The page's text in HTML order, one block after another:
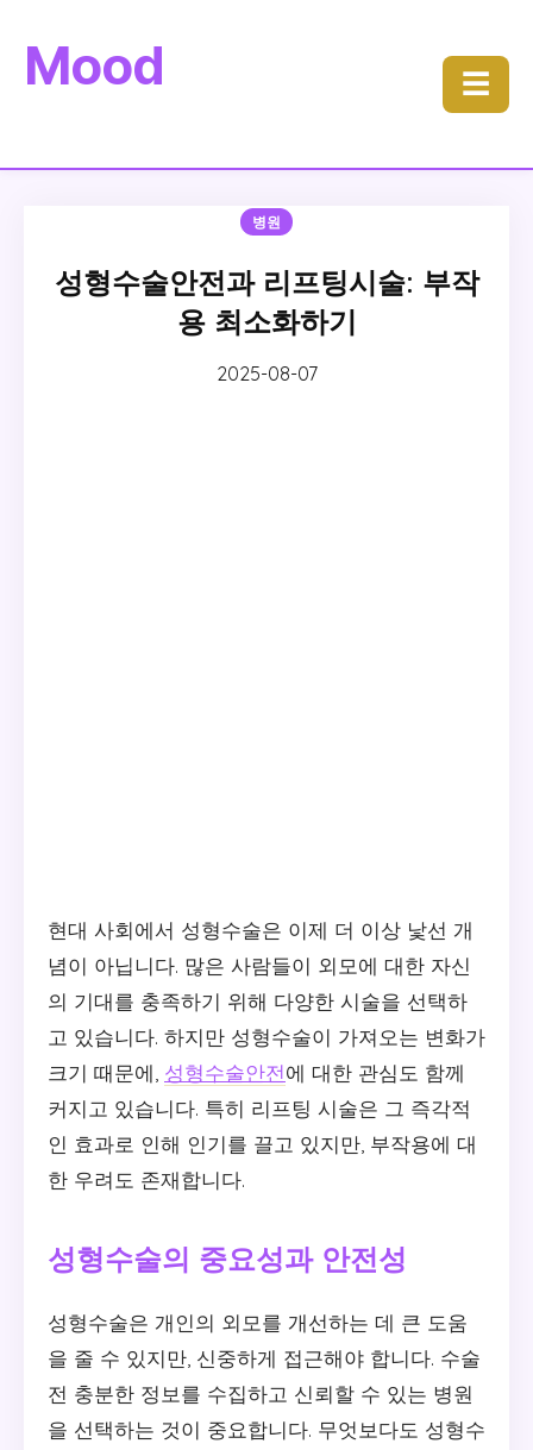
Mood ☰
병원
성형수술안전과 리프팅시술: 부작
용 최소화하기
2025-08-07
현대 사회에서 성형수술은 이제 더 이상 낯선 개
념이 아닙니다. 많은 사람들이 외모에 대한 자신
의 기대를 충족하기 위해 다양한 시술을 선택하
고 있습니다. 하지만 성형수술이 가져오는 변화가
크기 때문에, 성형수술안전에 대한 관심도 함께
커지고 있습니다. 특히 리프팅 시술은 그 즉각적
인 효과로 인해 인기를 끌고 있지만, 부작용에 대
한 우려도 존재합니다.
성형수술의 중요성과 안전성
성형수술은 개인의 외모를 개선하는 데 큰 도움
을 줄 수 있지만, 신중하게 접근해야 합니다. 수술
전 충분한 정보를 수집하고 신뢰할 수 있는 병원
을 선택하는 것이 중요합니다. 무엇보다도 성형수